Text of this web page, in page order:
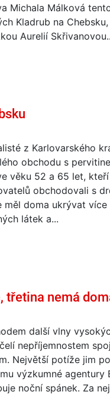
Michala Málková
Kladrub na
Aurelií
z Karlovarského
obchodu s
věku 52 a 65 let,
obchodovali s
měl doma ukrývat
látek a...
třetina nemá
další vlny
nepříjemnostem
Největší potíže jim
výzkumné agentury
noční spánek. Za